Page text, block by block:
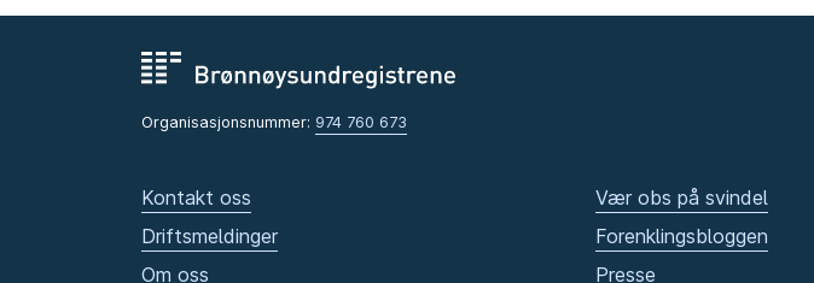
Organisasjonsnummer: 974 760 673
Kontakt oss
Driftsmeldinger
Om oss
Vær obs på svindel
Forenklingsbloggen
Presse